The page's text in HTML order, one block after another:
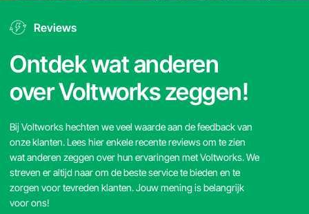
Reviews
Ontdek wat anderen
over Voltworks zeggen!
Bij Voltworks hechten we veel waarde aan de feedback van
onze klanten. Lees hier enkele recente reviews om te zien
wat anderen zeggen over hun ervaringen met Voltworks. We
streven er altijd naar om de beste service te bieden en te
zorgen voor tevreden klanten. Jouw mening is belangrijk
voor ons!